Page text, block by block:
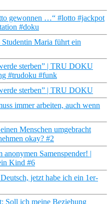
gewonnen …“ #lotto #jackpot
#doku
Maria führt ein
sterben” | TRU DOKU
#trudoku #funk
sterben” | TRU DOKU
immer arbeiten, auch wenn
Menschen umgebracht
okay? #2
Samenspender! |
Kind #6
jetzt habe ich ein 1er-
Soll ich meine Beziehung